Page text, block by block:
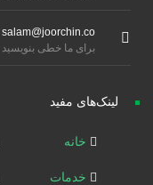
salam@joorchin.co
برای ما خطی بنویسید
لینک‌های مفید
خانه
خدمات